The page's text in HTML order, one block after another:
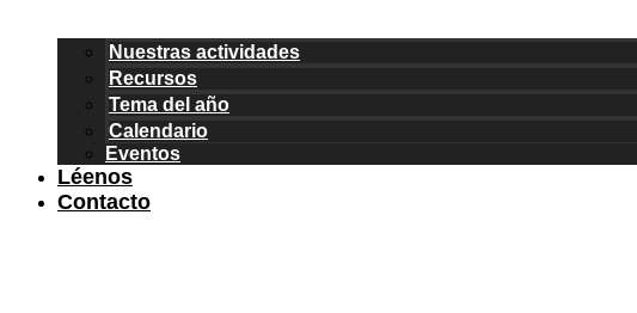
Nuestras actividades
Recursos
Tema del año
Calendario
Eventos
Léenos
Contacto